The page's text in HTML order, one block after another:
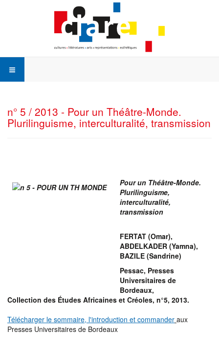
n° 5 / 2013 - Pour un Théâtre-Monde.
Plurilinguisme, interculturalité, transmission
Pour un Théâtre-Monde.
Plurilinguisme,
interculturalité,
transmission
FERTAT (Omar),
ABDELKADER (Yamna),
BAZILE (Sandrine)
Pessac, Presses
Universitaires de
Bordeaux,
Collection des Études Africaines et Créoles, n°5, 2013.
Télécharger le sommaire, l'introduction et commander aux
Presses Universitaires de Bordeaux